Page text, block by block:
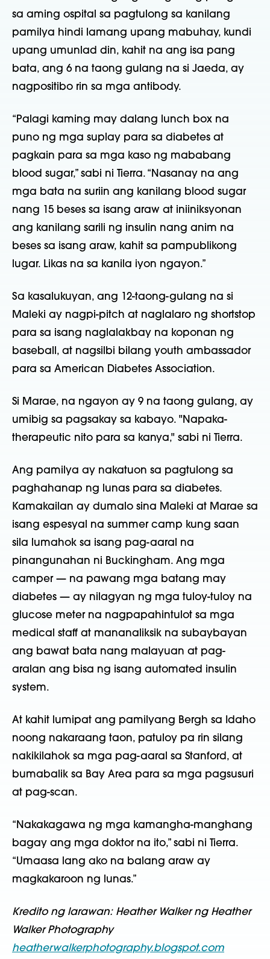
sa aming ospital sa pagtulong sa kanilang
pamilya hindi lamang upang mabuhay, kundi
upang umunlad din, kahit na ang isa pang
bata, ang 6 na taong gulang na si Jaeda, ay
nagpositibo rin sa mga antibody.
“Palagi kaming may dalang lunch box na
puno ng mga suplay para sa diabetes at
pagkain para sa mga kaso ng mababang
blood sugar,” sabi ni Tierra. “Nasanay na ang
mga bata na suriin ang kanilang blood sugar
nang 15 beses sa isang araw at iniiniksyonan
ang kanilang sarili ng insulin nang anim na
beses sa isang araw, kahit sa pampublikong
lugar. Likas na sa kanila iyon ngayon.”
Sa kasalukuyan, ang 12-taong-gulang na si
Maleki ay nagpi-pitch at naglalaro ng shortstop
para sa isang naglalakbay na koponan ng
baseball, at nagsilbi bilang youth ambassador
para sa American Diabetes Association.
Si Marae, na ngayon ay 9 na taong gulang, ay
umibig sa pagsakay sa kabayo. "Napaka-
therapeutic nito para sa kanya," sabi ni Tierra.
Ang pamilya ay nakatuon sa pagtulong sa
paghahanap ng lunas para sa diabetes.
Kamakailan ay dumalo sina Maleki at Marae sa
isang espesyal na summer camp kung saan
sila lumahok sa isang pag-aaral na
pinangunahan ni Buckingham. Ang mga
camper — na pawang mga batang may
diabetes — ay nilagyan ng mga tuloy-tuloy na
glucose meter na nagpapahintulot sa mga
medical staff at mananaliksik na subaybayan
ang bawat bata nang malayuan at pag-
aralan ang bisa ng isang automated insulin
system.
At kahit lumipat ang pamilyang Bergh sa Idaho
noong nakaraang taon, patuloy pa rin silang
nakikilahok sa mga pag-aaral sa Stanford, at
bumabalik sa Bay Area para sa mga pagsusuri
at pag-scan.
“Nakakagawa ng mga kamangha-manghang
bagay ang mga doktor na ito,” sabi ni Tierra.
“Umaasa lang ako na balang araw ay
magkakaroon ng lunas.”
Kredito ng larawan: Heather Walker ng Heather
Walker Photography
heatherwalkerphotography.blogspot.com